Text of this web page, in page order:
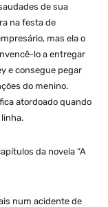
de sua
na festa de
mas ela o
lo a entregar
e consegue pegar
do menino.
atordoado quando
da novela “A
num acidente de